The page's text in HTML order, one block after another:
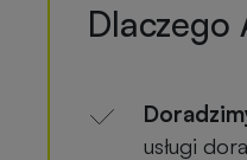
Dlaczego
usługi